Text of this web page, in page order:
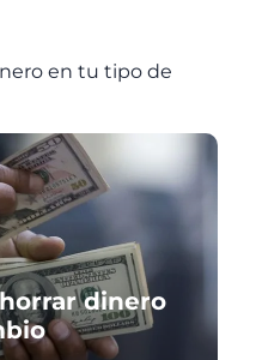
en tu tipo de
dinero